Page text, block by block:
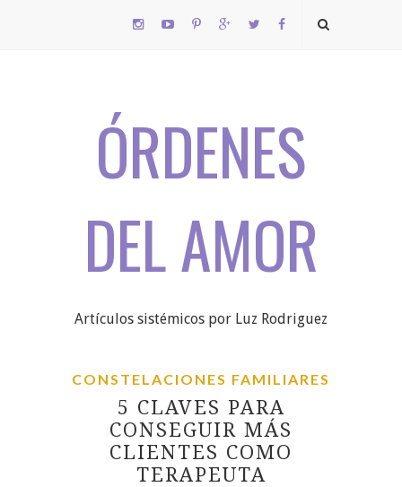
ÓRDENES
DEL AMOR
Artículos sistémicos por Luz Rodriguez
CONSTELACIONES FAMILIARES
5 CLAVES PARA
CONSEGUIR MÁS
CLIENTES COMO
TERAPEUTA